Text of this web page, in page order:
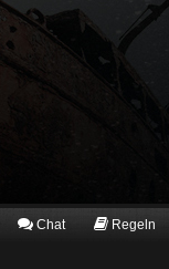
Chat Regeln